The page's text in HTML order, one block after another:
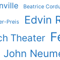
Beatrice
Preis Edvin
Theater
John